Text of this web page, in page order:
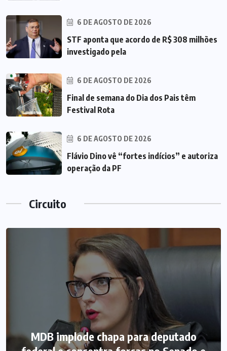
6 DE AGOSTO DE 2026
STF aponta que acordo de R$ 308 milhões
investigado pela
6 DE AGOSTO DE 2026
Final de semana do Dia dos Pais têm
Festival Rota
6 DE AGOSTO DE 2026
Flávio Dino vê “fortes indícios” e autoriza
operação da PF
Circuito
MDB implode chapa para deputado